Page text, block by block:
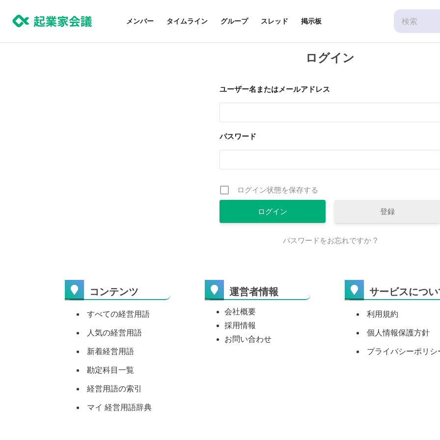
メンバー タイムライン グループ スレッド 掲示板
Search
for:
ログイン
ユーザー名またはメールアドレス
パスワード
ログイン状態を保存する
登録
パスワードをお忘れですか ?
コンテンツ
すべての経営用語
人気の経営用語
新着経営用語
勘定科目一覧
経営用語の索引
マイ 経営用語辞典
運営者情報
会社概要
採用情報
お問い合わせ
サービスについ
利用規約
個人情報保護方針
プライバシーポリシ